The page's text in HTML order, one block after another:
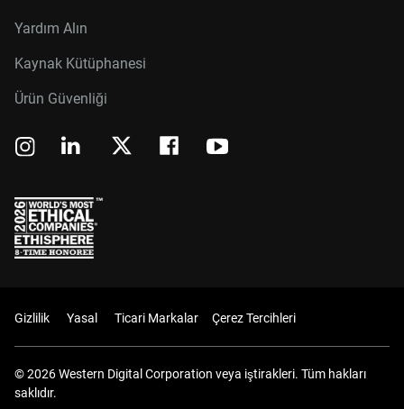
Yardım Alın
Kaynak Kütüphanesi
Ürün Güvenliği
Gizlilik Yasal Ticari Markalar Çerez Tercihleri
© 2026 Western Digital Corporation veya iştirakleri. Tüm hakları
saklıdır.